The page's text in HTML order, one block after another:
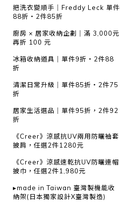
把洗衣變順手｜Freddy Leck 單件
88折・2件85折
廚房 × 居家收納企劃｜滿 3,000元
再折 100 元
冰箱收納道具｜單件9折・2件88
折
清潔日常升級｜單件85折・2件75
折
居家生活選品｜單件95折，2件92
折
《Creer》涼感抗UV兩用防曬袖套
披肩，任選2件1280元
《Creer》涼感速乾抗UV防曬連帽
披巾，任選2件1,980元
▸made in Taiwan 臺灣製機能收
納架(日本獨家設計X臺灣製造)